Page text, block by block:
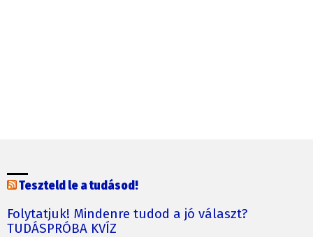
Teszteld le a tudásod!
Folytatjuk! Mindenre tudod a jó választ?
TUDÁSPRÓBA KVÍZ